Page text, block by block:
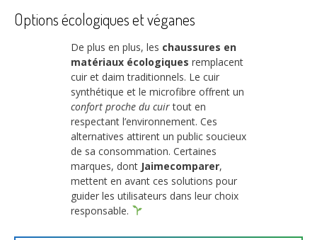
Options écologiques et véganes
De plus en plus, les chaussures en
matériaux écologiques remplacent
cuir et daim traditionnels. Le cuir
synthétique et le microfibre offrent un
confort proche du cuirtout en
respectant l’environnement. Ces
alternatives attirent un public soucieux
de sa consommation. Certaines
marques, dont Jaimecomparer,
mettent en avant ces solutions pour
guider les utilisateurs dans leur choix
responsable.